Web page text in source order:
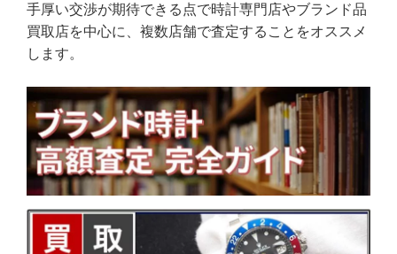
手厚い交渉が期待できる点で時計専門店やブランド品
買取店を中心に、複数店舗で査定することをオススメ
します。